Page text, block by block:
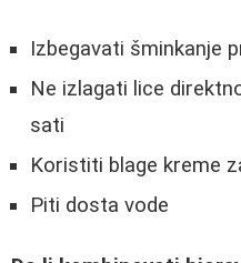
Izbegavati šminkanje
Ne izlagati lice
sati
Koristiti blage kreme
Piti dosta vode